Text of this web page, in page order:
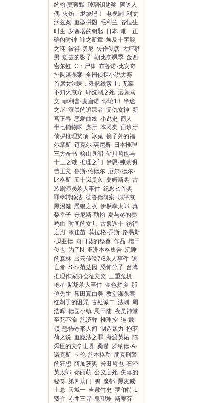
约翰·莫蒂默 玻璃钥匙奖 阿笠人
偶 火焰，燃烧吧！ 电视剧 利文
沃兹案 血型拼图 毛利兰 谷恒生
时生 罗塞塔的钥匙 日本 唯一正
确的时钟 罪之断章 埃及十字架
之谜 彼得·切尼 矢作俊彦 大坪砂
男 逝去的影子 朝比奈飒季 金西·
密尔虹 C：尸体 布鲁诺·比安奇
排队谋杀案 全国侦探小说大赛
首席女法医：残骸线索
I：无辜
不知火京介 耶洗别之死 远藤武
文 菲利普·麦唐诺 悖论13 半途
之屋 漆黑的追踪者 复仇女神 新
宫正春 恋爱曲线 小说史 商人
半七捕物帐 虎牙 本冈类 西班牙
侦探推理奖项 冰菓 镜子外的福
尔摩斯 迈克尔·英尼斯 日本推理
三大奇书 桧山良昭 鲇川哲也与
十三之谜 推理之门 伊恩·弗莱明
曹正文 鲁斯·伦德尔 厄尔·德尔·
比格斯 五十岚贵久 夏姆斯奖 古
装剧演员杀人事件 纪念匕首奖
罪孽转移法 德鲁德疑案 城平京
黑沼健 恶狼之夜 伊坂幸太郎 真
梨幸子 丹尼斯·勒翰 夏与冬的奏
鸣曲 时间的女儿 古泉迦十 彷徨
之刃 湊佳苗 莫拉格·乔斯 路易斯
·贝亚德 向日葵的祭奠 作品 增田
俊也 为了N 亚洲本格集合 沉睡
的森林 出云传说7/8杀人事件 逃
亡者 S·S·范达因 恐怖分子 台湾
推理作家协会征文奖 三重危机
艳星·赌场杀人事件 金色梦乡 那
位先生 篠田真由美 教堂谋杀案
红胡子的诅咒 古处诚二 法则
周
浩晖 德国小镇 恩田陆 夜叉神堂
至死不渝 施济群 推理控 连·戴
顿 恐怖奇形人间 制造暴力 抱茗
荷之说 血魔法之罪 海渡英祐 陈
舜臣的文学世界 桑楚 罗纳德·A·
诺克斯 卡伦·施本格勒 朋克刑警
的狂想 阿加莎奖 誉田哲也 石泽
英太郎 孙丽萌 公义之死 失落的
秘符 第四扇门 鸦 魔都 黑麦威
士忌 天城一 吉敷竹史
罗伯特·L·
费许 赤井三寻 鬼望坡 斯蒂芬·